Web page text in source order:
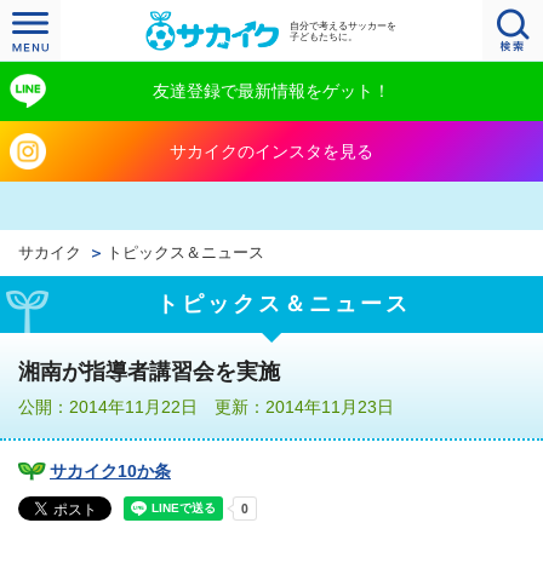
自分で考えるサッカーを
子どもたちに。
友達登録で最新情報をゲット！
サカイクのインスタを見る
サカイク トピックス＆ニュース
トピックス＆ニュース
湘南が指導者講習会を実施
公開：2014年11月22日 更新：2014年11月23日
サカイク10か条